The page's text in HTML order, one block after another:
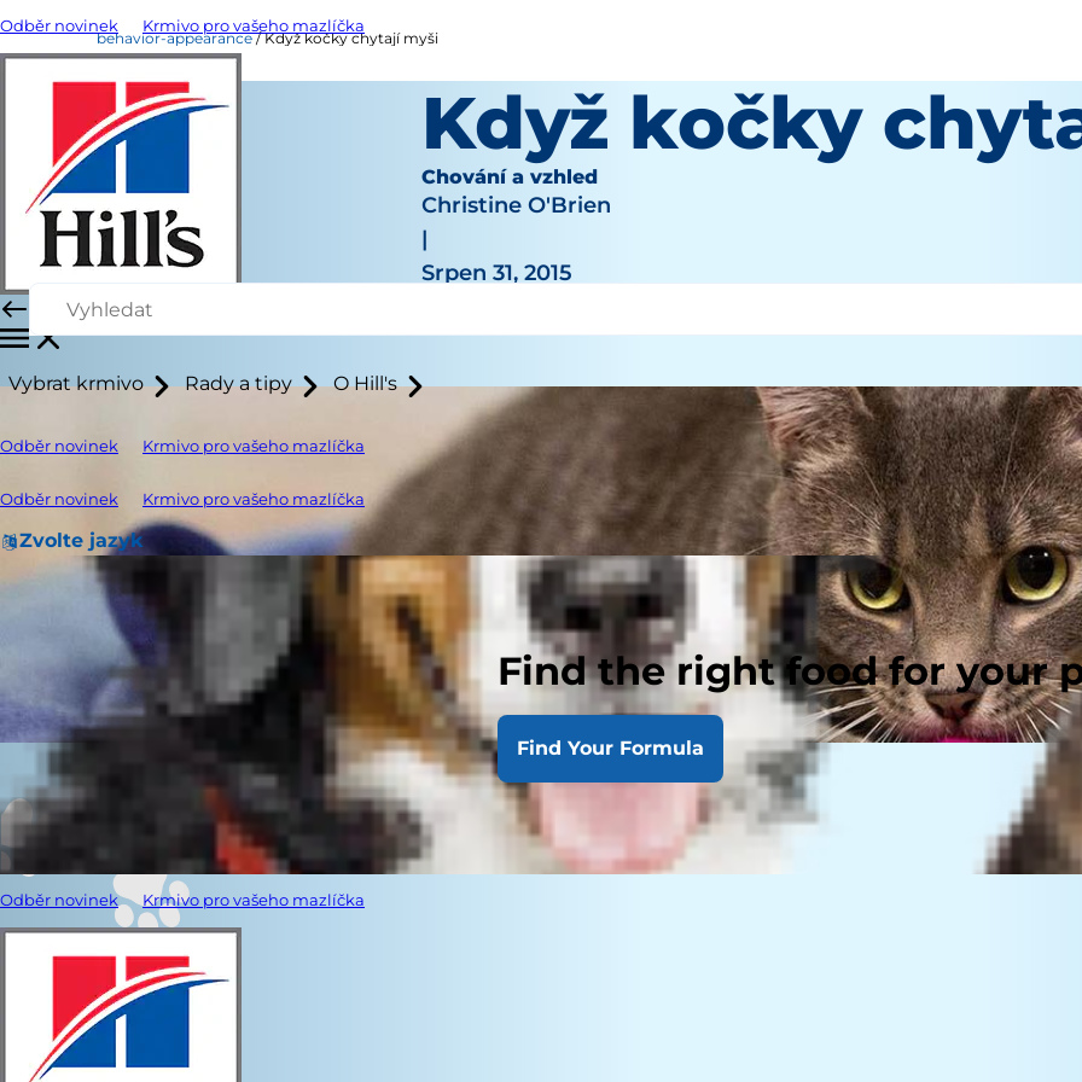
Odběr novinek Krmivo pro vašeho mazlíčka
Vybrat krmivo Rady a tipy O Hill's
Odběr novinek Krmivo pro vašeho mazlíčka
Odběr novinek Krmivo pro vašeho mazlíčka
Zvolte jazyk
Find the right food for your
Find Your Formula
Odběr novinek Krmivo pro vašeho mazlíčka
behavior-appearance Když kočky chytají myši
Když kočky
Chování a vzhled
Christine O'Brien
|
Srpen 31, 2015